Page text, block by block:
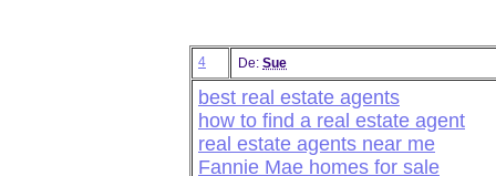
4 De: Sue
best real estate agents
how to find a real estate agent
real estate agents near me
Fannie Mae homes for sale